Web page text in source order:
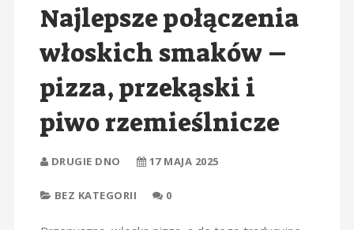
Najlepsze połączenia
włoskich smaków –
pizza, przekąski i
piwo rzemieślnicze
DRUGIE DNO 17 MAJA 2025
BEZ KATEGORII 0